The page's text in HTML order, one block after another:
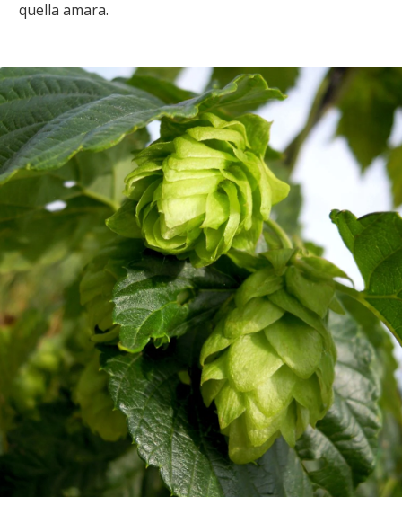
quella amara.